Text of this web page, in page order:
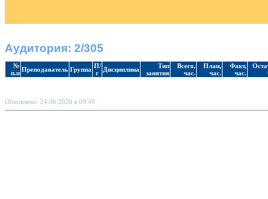
Аудитория: 2/305
№
п.п Преподаватель Группа П/
г
Дисциплина
Тип
занятия
Всего,
час.
План,
час.
Факт,
час.
Обновлено: 24.06.2026 в 09:48.